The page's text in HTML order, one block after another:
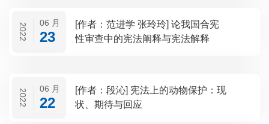
2022 06 月
23
[作者：范进学 张玲玲] 论我国合宪
性审查中的宪法阐释与宪法解释
2022 06 月
22
[作者：段沁] 宪法上的动物保护：现
状、期待与回应